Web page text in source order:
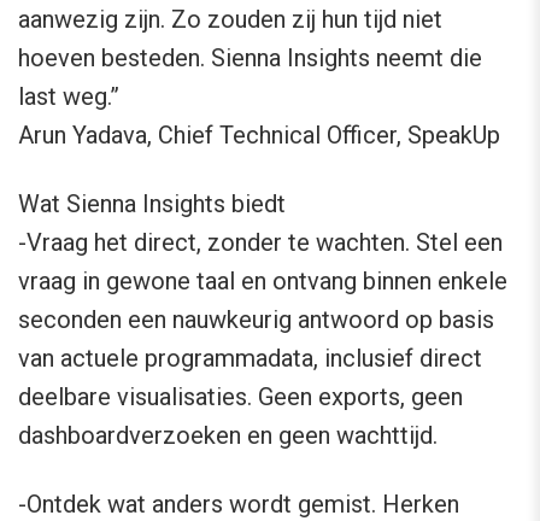
aanwezig zijn. Zo zouden zij hun tijd niet
hoeven besteden. Sienna Insights neemt die
last weg.”
Arun Yadava, Chief Technical Officer, SpeakUp
Wat Sienna Insights biedt
-Vraag het direct, zonder te wachten. Stel een
vraag in gewone taal en ontvang binnen enkele
seconden een nauwkeurig antwoord op basis
van actuele programmadata, inclusief direct
deelbare visualisaties. Geen exports, geen
dashboardverzoeken en geen wachttijd.
-Ontdek wat anders wordt gemist. Herken